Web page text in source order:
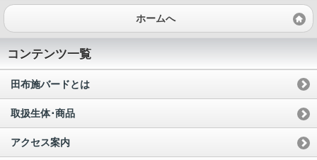
ホームへ
コンテンツ一覧
田布施バードとは
取扱生体･商品
アクセス案内